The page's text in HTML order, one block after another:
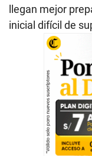
llegan mejor
inicial difícil de